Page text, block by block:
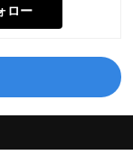
ロー